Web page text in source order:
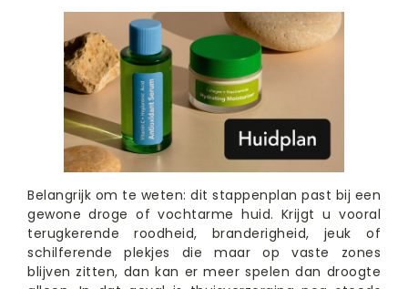
Belangrijk om te weten: dit stappenplan past bij een
gewone droge of vochtarme huid. Krijgt u vooral
terugkerende roodheid, branderigheid, jeuk of
schilferende plekjes die maar op vaste zones
blijven zitten, dan kan er meer spelen dan droogte